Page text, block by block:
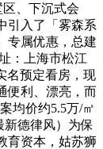
、下沉式会
引入了「雾森系
专属优惠，总建
：上海市松江
名预定看房，现
便利、漂亮，而
均价约5.5万/㎡
德律风）为保
育资本，姑苏狮